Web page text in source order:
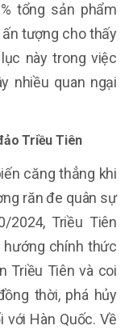
tổng sản phẩm
tượng cho thấy
này trong việc
nhiều quan ngại
Triều Tiên
căng thẳng khi
răn đe quân sự
2024, Triều Tiên
hướng chính thức
Triều Tiên và coi
thời, phá hủy
Hàn Quốc. Về